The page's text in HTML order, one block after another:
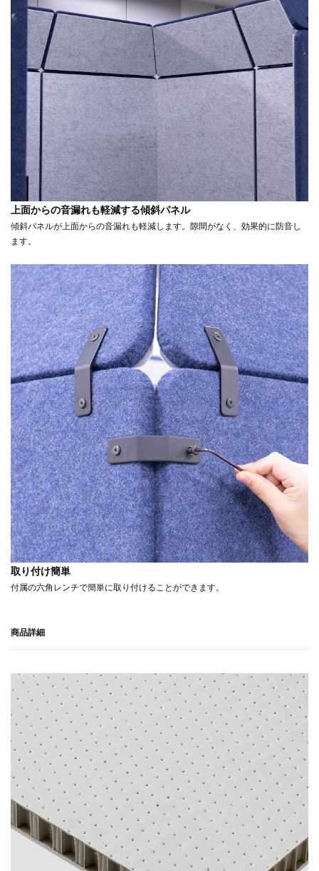
上面からの音漏れも軽減する傾斜パネル
傾斜パネルが上面からの音漏れも軽減します。隙間がなく、効果的に防音し
ます。
取り付け簡単
付属の六角レンチで簡単に取り付けることができます。
商品詳細